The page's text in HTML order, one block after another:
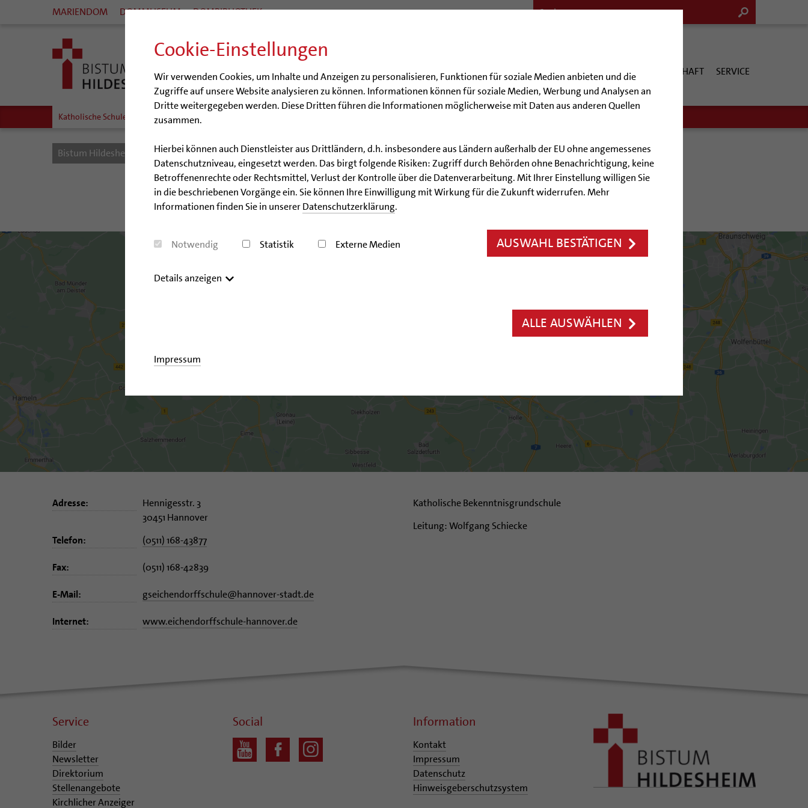
Cookie-Einstellungen
Wir verwenden Cookies, um Inhalte und Anzeigen zu personalisieren, Funktionen für soziale Medien anbieten und die
Zugriffe auf unsere Website analysieren zu können. Informationen können für soziale Medien, Werbung und Analysen an
Dritte weitergegeben werden. Diese Dritten führen die Informationen möglicherweise mit Daten aus anderen Quellen
zusammen.
Hierbei können auch Dienstleister aus Drittländern, d.h. insbesondere aus Ländern außerhalb der EU ohne angemessenes
Datenschutzniveau, eingesetzt werden. Das birgt folgende Risiken: Zugriff durch Behörden ohne Benachrichtigung, keine
Betroffenenrechte oder Rechtsmittel, Verlust der Kontrolle über die Datenverarbeitung. Mit Ihrer Einstellung willigen Sie
in die beschriebenen Vorgänge ein. Sie können Ihre Einwilligung mit Wirkung für die Zukunft widerrufen. Mehr
Informationen finden Sie in unsererDatenschutzerklärung.
Notwendig Statistik Externe Medien AUSWAHL BESTÄTIGEN
Details anzeigen
ALLE AUSWÄHLEN
Impressum
MARIENDOM DOMMUSEUM DOMBIBLIOTHEK
BISTUM BERATUNG & HILFE BILDUNG & KULTUR KIRCHE & GESELLSCHAFT SERVICE
Katholische Schulen im Bistum Veranstaltungen
Bistum Hildesheim Bildung & Kultur Schulen | Hochschulen Katholische Schulen im Bistum Detail
Eichendorffschule
Ihre IP-Adresse wird hierbei an OpenStreetMap übermittelt.
Adresse:
Hennigesstr. 3
30451 Hannover
Telefon:
(0511) 168-43877
Fax: (0511) 168-42839
E-Mail: gseichendorffschule@hannover-stadt.de
Internet: www.eichendorffschule-hannover.de
Katholische Bekenntnisgrundschule
Leitung: Wolfgang Schiecke
Service
Bilder
Newsletter
Direktorium
Stellenangebote
Kirchlicher Anzeiger
Social Information
Kontakt
Impressum
Datenschutz
Hinweisgeberschutzsystem